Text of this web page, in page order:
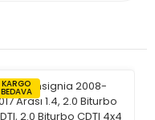
KARGO
BEDAVA